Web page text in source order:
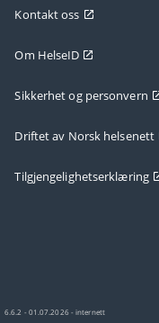
Kontakt oss
Om HelseID
Sikkerhet og personvern
Driftet av Norsk helsenett
Tilgjengelighetserklæring
6.6.2 - 01.07.2026 - internett